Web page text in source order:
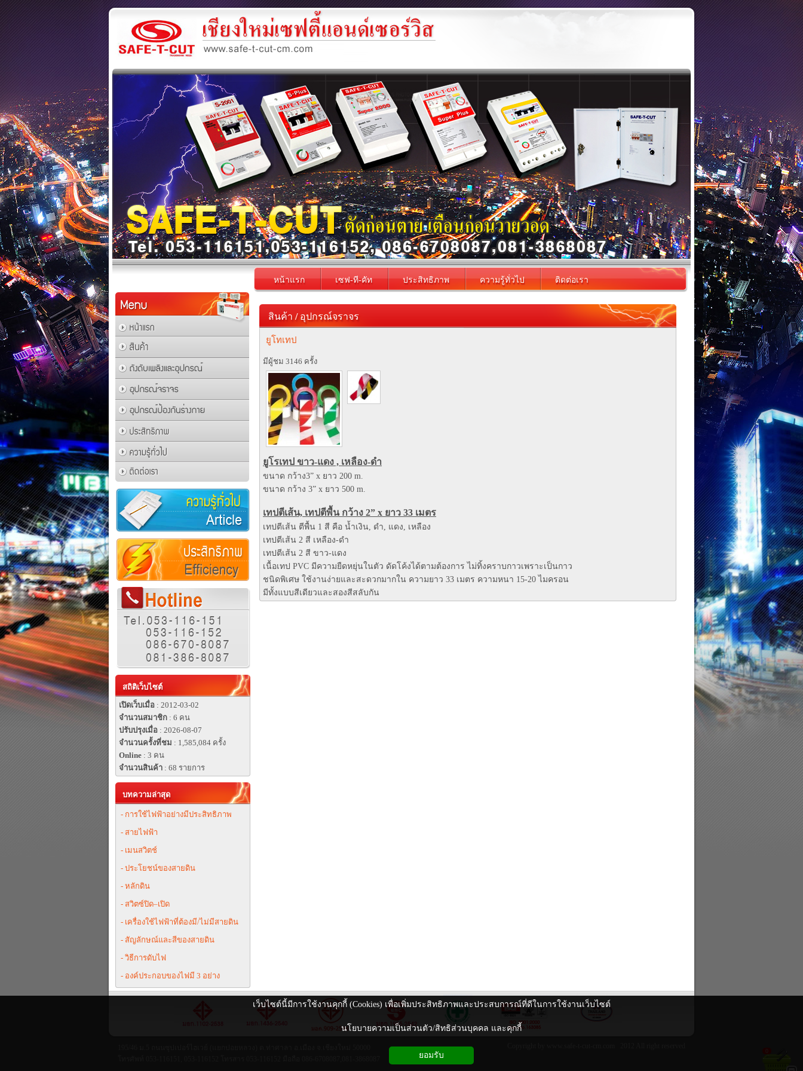
หน้าแรก เซฟ-ที-คัท ประสิทธิภาพ ความรู้ทั่วไป ติดต่อเรา
สถิติเว็บไซต์
เปิดเว็บเมื่อ : 2012-03-02
จำนวนสมาชิก : 6 คน
ปรับปรุงเมื่อ : 2026-08-07
จำนวนครั้งที่ชม : 1,585,084 ครั้ง
Online : 3 คน
จำนวนสินค้า : 68 รายการ
บทความล่าสุด
- การใช้ไฟฟ้าอย่างมีประสิทธิภาพ
- สายไฟฟ้า
- เมนสวิตช์
- ประโยชน์ของสายดิน
- หลักดิน
- สวิตซ์ปิด–เปิด
- เครื่องใช้ไฟฟ้าที่ต้องมี/ไม่มีสายดิน
- สัญลักษณ์และสีของสายดิน
- วิธีการดับไฟ
- องค์ประกอบของไฟมี 3 อย่าง
สินค้า / อุปกรณ์จราจร
ยูโทเทป
มีผู้ชม 3146 ครั้ง
ยูโรเทป ขาว-แดง , เหลือง-ดำ
ขนาด กว้าง3” x ยาว 200 m.
ขนาด กว้าง 3” x ยาว 500 m.
เทปตีเส้น, เทปตีพื้น กว้าง 2” x ยาว 33 เมตร
เทปตีเส้น ตีพื้น 1 สี คือ น้ำเงิน, ดำ, แดง, เหลือง
เทปตีเส้น 2 สี เหลือง-ดำ
เทปตีเส้น 2 สี ขาว-แดง
เนื้อเทป PVC มีความยืดหยุ่นในตัว ดัดโค้งได้ตามต้องการ ไม่ทิ้งคราบกาวเพราะเป็นกาว
ชนิดพิเศษ ใช้งานง่ายและสะดวกมากใน ความยาว 33 เมตร ความหนา 15-20 ไมครอน
มีทั้งแบบสีเดียวและสองสีสลับกัน
เว็บไซต์นี้มีการใช้งานคุกกี้ (Cookies) เพื่อเพิ่มประสิทธิภาพและประสบการณ์ที่ดีในการใช้งานเว็บไซต์
นโยบายความเป็นส่วนตัว/สิทธิส่วนบุคคล และคุกกี้
ยอมรับ